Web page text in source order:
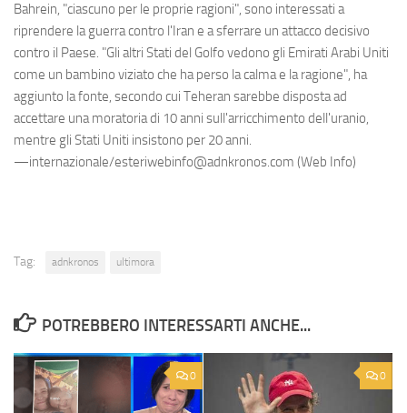
Bahrein, "ciascuno per le proprie ragioni", sono interessati a
riprendere la guerra contro l'Iran e a sferrare un attacco decisivo
contro il Paese. "Gli altri Stati del Golfo vedono gli Emirati Arabi Uniti
come un bambino viziato che ha perso la calma e la ragione", ha
aggiunto la fonte, secondo cui Teheran sarebbe disposta ad
accettare una moratoria di 10 anni sull'arricchimento dell'uranio,
mentre gli Stati Uniti insistono per 20 anni.
—internazionale/esteriwebinfo@adnkronos.com (Web Info)
Tag: adnkronos ultimora
POTREBBERO INTERESSARTI ANCHE...
0 0